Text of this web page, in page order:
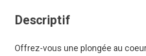
Descriptif
Offrez-vous une plongée au